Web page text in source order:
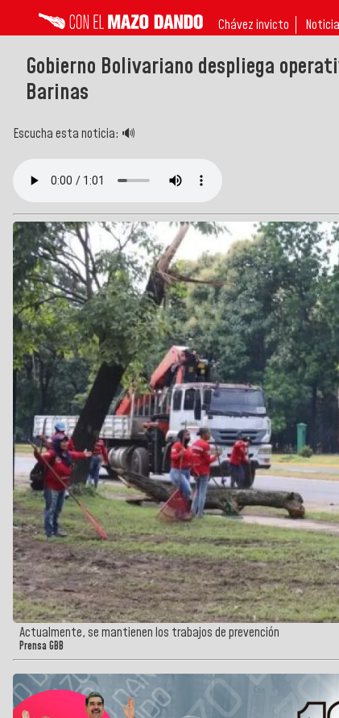
Chávez invicto
Gobierno Bolivariano despliega
Barinas
Escucha esta noticia: 🔊
Actualmente, se mantienen los trabajos de prevención
Prensa GBB